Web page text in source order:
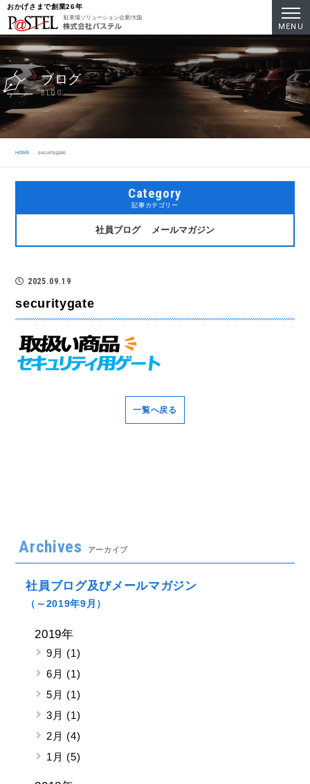
おかげさまで創業26年
駐車場ソリューション企業/大阪
ブログ
BLOG
HOME securitygate
Category
記事カテゴリー
社員ブログ メールマガジン
2025.09.19
securitygate
一覧へ戻る
Archives アーカイブ
社員ブログ及びメールマガジン
（～2019年9月）
2019年
9月 (1)
6月 (1)
5月 (1)
3月 (1)
2月 (4)
1月 (5)
MENU